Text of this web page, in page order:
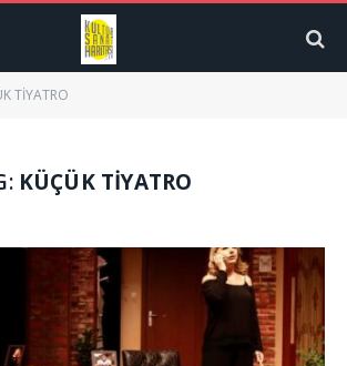
TİYATRO
KÜÇÜK TİYATRO